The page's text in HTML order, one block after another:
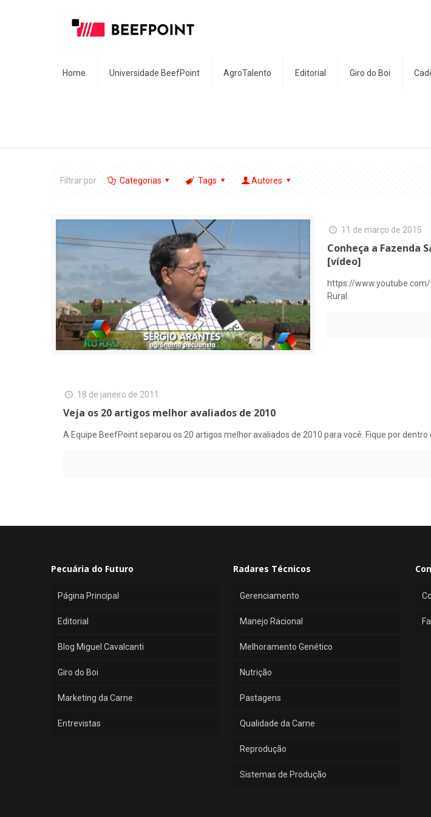
Home Universidade BeefPoint AgroTalento Editorial Giro do Boi
Filtrar por Categorias Tags Autores
11 de março de 2015
Conheça a Fazenda
[vídeo]
https://
Rural.
18 de janeiro de 2011
Veja os 20 artigos melhor avaliados de 2010
A Equipe BeefPoint separou os 20 artigos melhor avaliados de 2010 para você. Fique por
Pecuária do Futuro
Página Principal
Editorial
Blog Miguel Cavalcanti
Giro do Boi
Marketing da Carne
Entrevistas
Radares Técnicos
Gerenciamento
Manejo Racional
Melhoramento Genético
Nutrição
Pastagens
Qualidade da Carne
Reprodução
Sistemas de Produção